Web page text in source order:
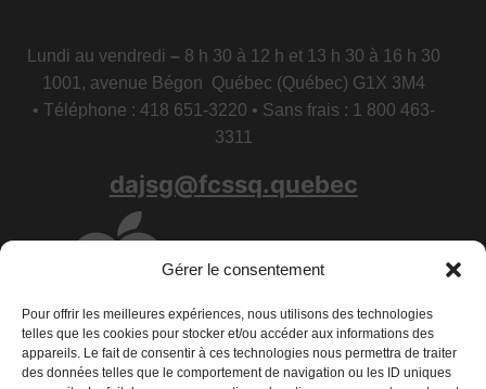
Gérer le consentement
Pour offrir les meilleures expériences, nous utilisons des technologies
telles que les cookies pour stocker et/ou accéder aux informations des
appareils. Le fait de consentir à ces technologies nous permettra de traiter
des données telles que le comportement de navigation ou les ID uniques
Lundi au vendredi – 8 h 30 à 12 h et 13 h 30 à 16 h 30
1001, avenue Bégon Québec (Québec) G1X 3M4
• Téléphone : 418 651-3220 • Sans frais : 1 800 463-
3311
dajsg@fcssq.quebec